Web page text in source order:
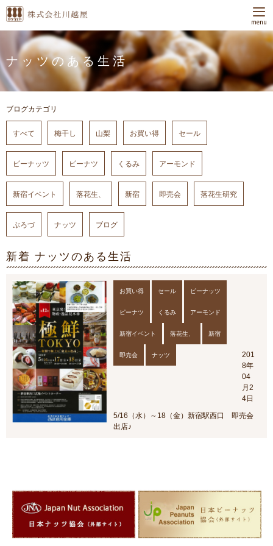
menu
ナッツのある生活
ブログカテゴリ
すべて 梅干し 山梨 お買い得 セール
ピーナッツ ピーナツ くるみ アーモンド
新宿イベント 落花生、 新宿 即売会 落花生研究
ぶろづ ナッツ ブログ
新着 ナッツのある生活
お買い得 セール ピーナッツ
ピーナツ くるみ アーモンド
新宿イベント 落花生、 新宿
即売会 ナッツ
201
8年
04
月2
4日
5/16（水）～18（金）新宿駅西口 即売会
出店♪